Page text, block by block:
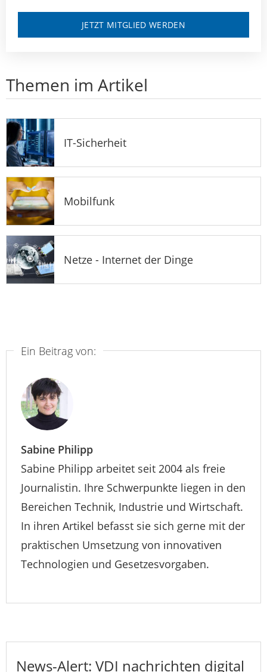
JETZT MITGLIED WERDEN
Themen im Artikel
IT-Sicherheit
Mobilfunk
Netze - Internet der Dinge
Ein Beitrag von:
Sabine Philipp
Sabine Philipp arbeitet seit 2004 als freie
Journalistin. Ihre Schwerpunkte liegen in den
Bereichen Technik, Industrie und Wirtschaft.
In ihren Artikel befasst sie sich gerne mit der
praktischen Umsetzung von innovativen
Technologien und Gesetzesvorgaben.
News-Alert: VDI nachrichten digital